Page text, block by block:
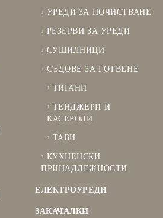
УРЕДИ ЗА ПОЧИСТВАНЕ
РЕЗЕРВИ ЗА УРЕДИ
СУШИЛНИЦИ
СЪДОВЕ ЗА ГОТВЕНЕ
ТИГАНИ
ТЕНДЖЕРИ И
КАСЕРОЛИ
ТАВИ
КУХНЕНСКИ
ПРИНАДЛЕЖНОСТИ
ЕЛЕКТРОУРЕДИ
ЗАКАЧАЛКИ